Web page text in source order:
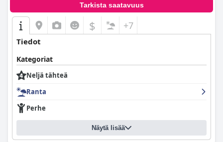
Tarkista saatavuus
$ +7
Tiedot
Kategoriat
Neljä tähteä
Ranta
Perhe
Näytä lisää